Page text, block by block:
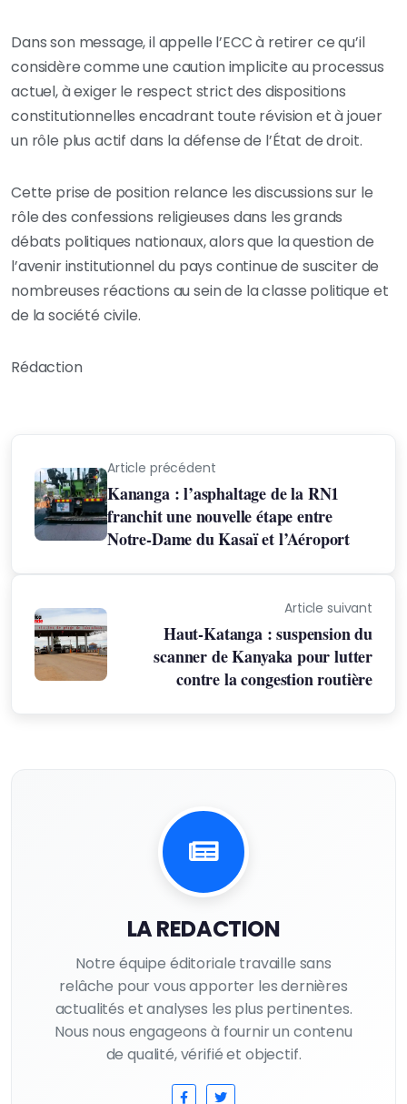
Dans son message, il appelle l’ECC à retirer ce qu’il
considère comme une caution implicite au processus
actuel, à exiger le respect strict des dispositions
constitutionnelles encadrant toute révision et à jouer
un rôle plus actif dans la défense de l’État de droit.
Cette prise de position relance les discussions sur le
rôle des confessions religieuses dans les grands
débats politiques nationaux, alors que la question de
l’avenir institutionnel du pays continue de susciter de
nombreuses réactions au sein de la classe politique et
de la société civile.
Rédaction
Article précédent
Kananga : l’asphaltage de la RN1
franchit une nouvelle étape entre
Notre-Dame du Kasaï et l’Aéroport
Article suivant
Haut-Katanga : suspension du
scanner de Kanyaka pour lutter
contre la congestion routière
LA REDACTION
Notre équipe éditoriale travaille sans
relâche pour vous apporter les dernières
actualités et analyses les plus pertinentes.
Nous nous engageons à fournir un contenu
de qualité, vérifié et objectif.